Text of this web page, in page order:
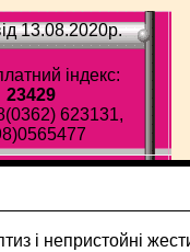
13.08.2020p.
індекс:
23429
623131,